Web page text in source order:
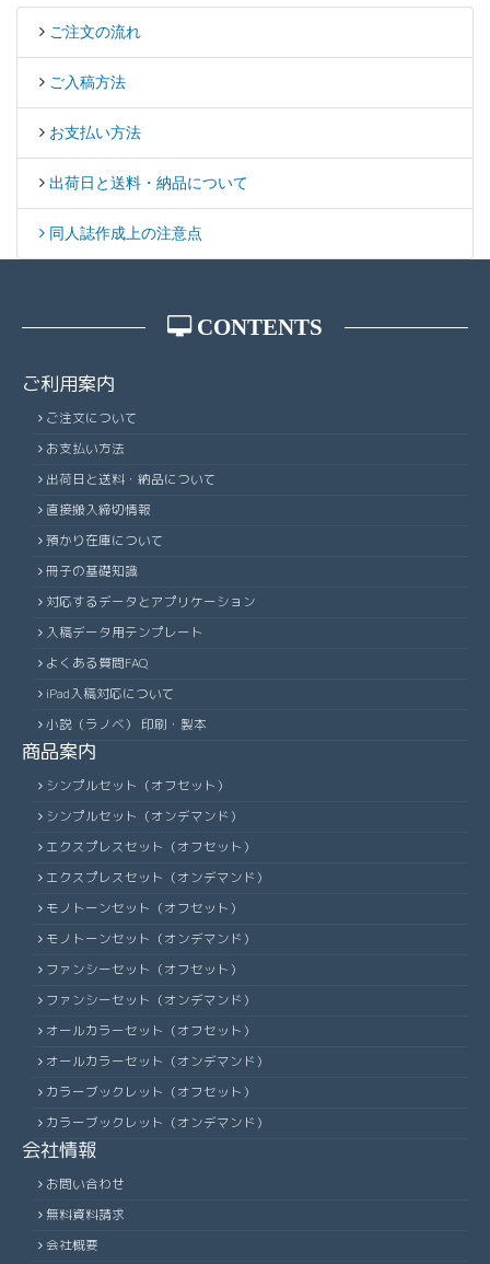
ご注文の流れ
ご入稿方法
お支払い方法
出荷日と送料・納品について
同人誌作成上の注意点
CONTENTS
ご利用案内
ご注文について
お支払い方法
出荷日と送料・納品について
直接搬入締切情報
預かり在庫について
冊子の基礎知識
対応するデータとアプリケーション
入稿データ用テンプレート
よくある質問FAQ
iPad入稿対応について
小説（ラノベ） 印刷・製本
商品案内
シンプルセット（オフセット）
シンプルセット（オンデマンド）
エクスプレスセット（オフセット）
エクスプレスセット（オンデマンド）
モノトーンセット（オフセット）
モノトーンセット（オンデマンド）
ファンシーセット（オフセット）
ファンシーセット（オンデマンド）
オールカラーセット（オフセット）
オールカラーセット（オンデマンド）
カラーブックレット（オフセット）
カラーブックレット（オンデマンド）
会社情報
お問い合わせ
無料資料請求
会社概要